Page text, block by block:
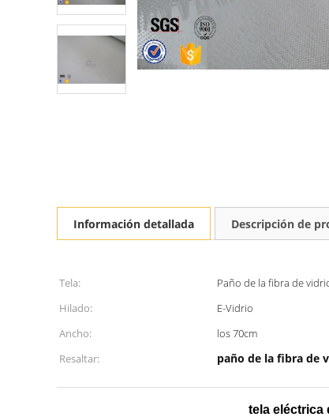
Información detallada Descripción de
Tela: Paño de la fibra de
Hilado:
E-Vidrio
Ancho:
los 70cm
Resaltar:
paño de la fibra de
tela eléctrica